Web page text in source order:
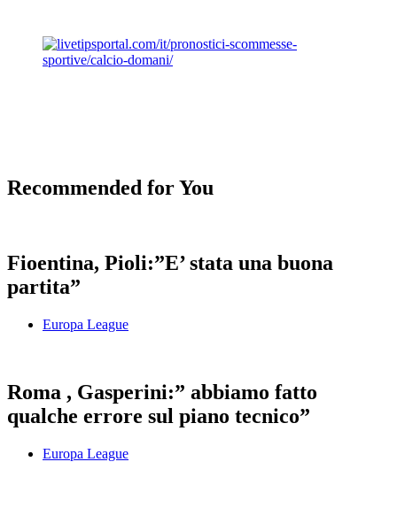
Recommended for You
Fioentina, Pioli:”E’ stata una buona
partita”
Europa League
Roma , Gasperini:” abbiamo fatto
qualche errore sul piano tecnico”
Europa League